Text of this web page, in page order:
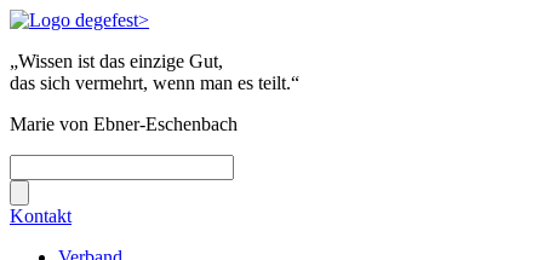
„Wissen ist das einzige Gut,
das sich vermehrt, wenn man es teilt.“
Marie von Ebner-Eschenbach
Kontakt